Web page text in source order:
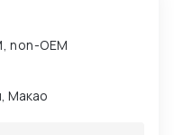
non-OEM
Макао